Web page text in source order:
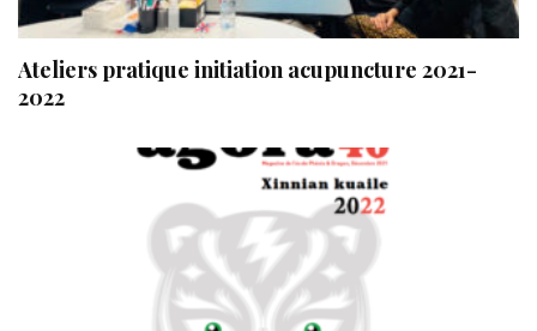
Ateliers pratique initiation acupuncture 2021-
2022